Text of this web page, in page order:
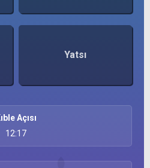
Yatsı
Açısı
12:17